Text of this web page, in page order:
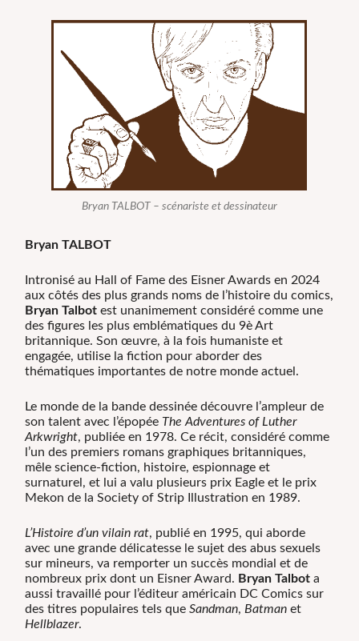
Bryan TALBOT – scénariste et dessinateur
Bryan TALBOT
Intronisé au Hall of Fame des Eisner Awards en 2024
aux côtés des plus grands noms de l’histoire du comics,
Bryan Talbot est unanimement considéré comme une
des figures les plus emblématiques du 9è Art
britannique. Son œuvre, à la fois humaniste et
engagée, utilise la fiction pour aborder des
thématiques importantes de notre monde actuel.
Le monde de la bande dessinée découvre l’ampleur de
son talent avec l’épopée The Adventures of Luther
Arkwright, publiée en 1978. Ce récit, considéré comme
l’un des premiers romans graphiques britanniques,
mêle science-fiction, histoire, espionnage et
surnaturel, et lui a valu plusieurs prix Eagle et le prix
Mekon de la Society of Strip Illustration en 1989.
L’Histoire d’un vilain rat, publié en 1995, qui aborde
avec une grande délicatesse le sujet des abus sexuels
sur mineurs, va remporter un succès mondial et de
nombreux prix dont un Eisner Award. Bryan Talbot a
aussi travaillé pour l’éditeur américain DC Comics sur
des titres populaires tels queSandman,Batman et
Hellblazer.